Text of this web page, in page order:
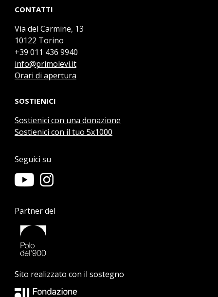
CONTATTI
Via del Carmine, 13
10122 Torino
+39 011 436 9940
info@primolevi.it
Orari di apertura
SOSTIENICI
Sostienici con una donazione
Sostienici con il tuo 5x1000
Seguici su
Partner del
Sito realizzato con il sostegno